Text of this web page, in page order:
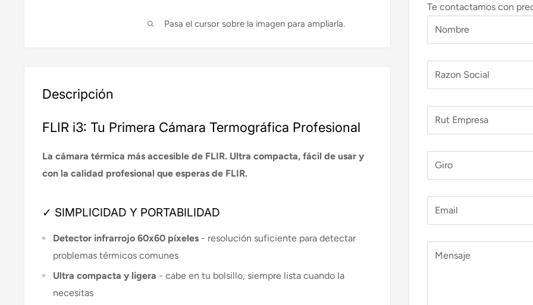
Pasa el cursor sobre la imagen para ampliarla.
Te contactamos con
Nombre
Razon Social
Rut Empresa
Giro
Email
Mensaje
Descripción
FLIR i3: Tu Primera Cámara Termográfica Profesional
La cámara térmica más accesible de FLIR. Ultra compacta, fácil de usar y
con la calidad profesional que esperas de FLIR.
✓ SIMPLICIDAD Y PORTABILIDAD
Detector infrarrojo 60x60 píxeles - resolución suficiente para detectar
problemas térmicos comunes
Ultra compacta y ligera - cabe en tu bolsillo, siempre lista cuando la
necesitas